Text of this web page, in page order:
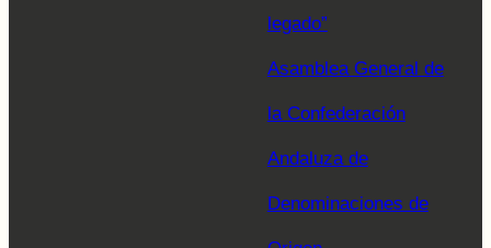
legado”
Asamblea General de
la Confederación
Andaluza de
Denominaciones de